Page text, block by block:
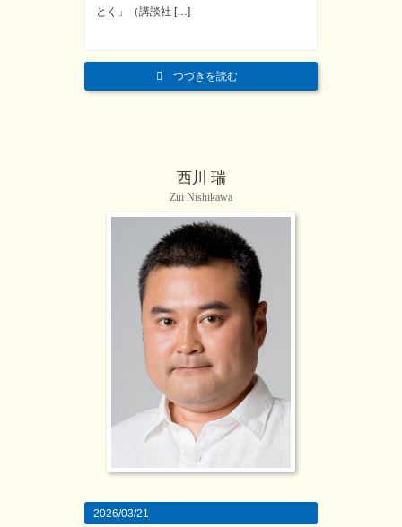
とく」（講談社 […]
つづきを読む
西川 瑞
Zui Nishikawa
2026/03/21